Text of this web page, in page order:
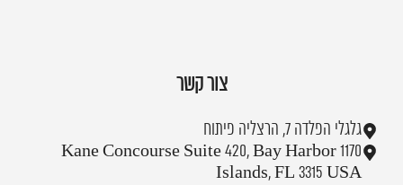
צור קשר
גלגלי הפלדה 7, הרצליה פיתוח
1170 Kane Concourse Suite 420, Bay Harbor
Islands, FL 3315 USA